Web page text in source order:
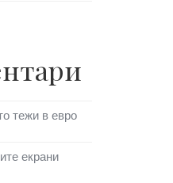
тежи в евро
екрани